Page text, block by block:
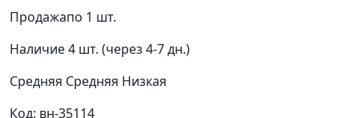
Продажапо 1 шт.
Наличие4 шт. (через 4-7 дн.)
Средняя Средняя Низкая
Код: вн-35114